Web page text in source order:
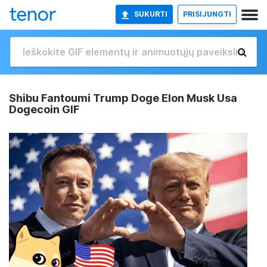
SUKURTI PRISIJUNGTI
Shibu Fantoumi Trump Doge Elon Musk Usa
Dogecoin GIF